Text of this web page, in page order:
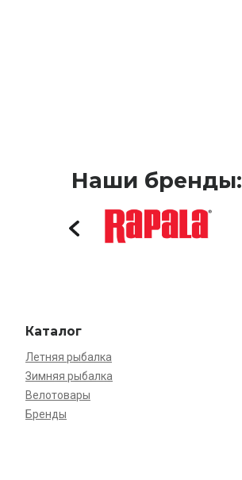
Наши бренды:
Каталог
Летняя рыбалка
Зимняя рыбалка
Велотовары
Бренды